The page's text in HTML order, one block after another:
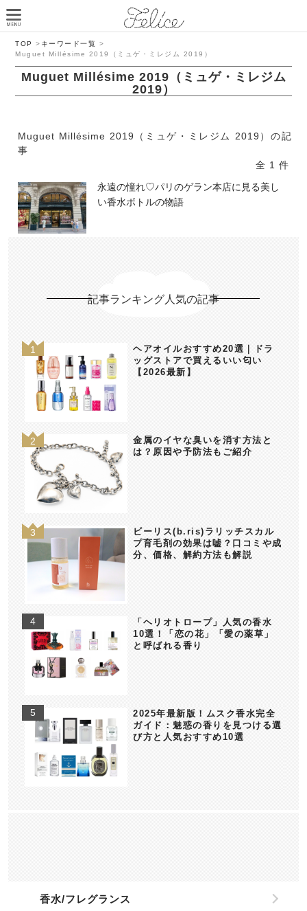
TOP > キーワード一覧 >
Muguet Millésime 2019（ミュゲ・ミレジム 2019）
Muguet Millésime 2019（ミュゲ・ミレジム
2019）
Muguet Millésime 2019（ミュゲ・ミレジム 2019）の記
事
全 1 件
永遠の憧れ♡パリのゲラン本店に見る美し
い香水ボトルの物語
記事ランキング人気の記事
ヘアオイルおすすめ20選｜ドラ
ッグストアで買えるいい匂い
【2026最新】
金属のイヤな臭いを消す方法と
は？原因や予防法もご紹介
ビーリス(b.ris)ラリッチスカル
プ育毛剤の効果は嘘？口コミや成
分、価格、解約方法も解説
「ヘリオトロープ」人気の香水
10選！「恋の花」「愛の薬草」
と呼ばれる香り
2025年最新版！ムスク香水完全
ガイド：魅惑の香りを見つける選
び方と人気おすすめ10選
香水/フレグランス